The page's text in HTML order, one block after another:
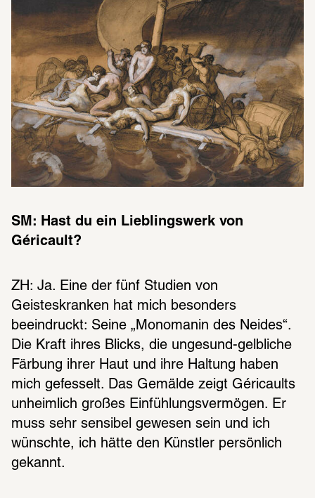
SM: Hast du ein Lieblingswerk von
Géricault?
ZH: Ja. Eine der fünf Studien von
Geisteskranken hat mich besonders
beeindruckt: Seine „Monomanin des Neides“.
Die Kraft ihres Blicks, die ungesund-gelbliche
Färbung ihrer Haut und ihre Haltung haben
mich gefesselt. Das Gemälde zeigt Géricaults
unheimlich großes Einfühlungsvermögen. Er
muss sehr sensibel gewesen sein und ich
wünschte, ich hätte den Künstler persönlich
gekannt.